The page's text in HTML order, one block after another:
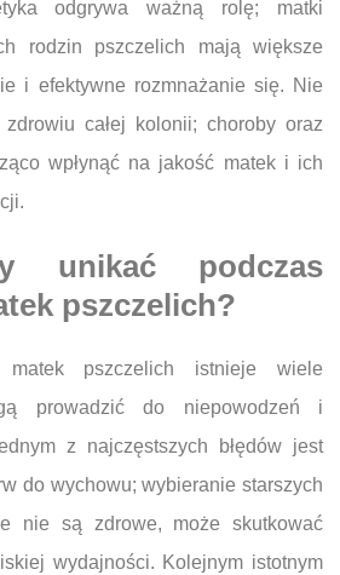
odgrywa ważną rolę; matki
rodzin pszczelich mają większe
i efektywne rozmnażanie się. Nie
całej kolonii; choroby oraz
wpłynąć na jakość matek i ich
unikać podczas
pszczelich?
matek pszczelich istnieje wiele
prowadzić do niepowodzeń i
z najczęstszych błędów jest
do wychowu; wybieranie starszych
nie są zdrowe, może skutkować
wydajności. Kolejnym istotnym